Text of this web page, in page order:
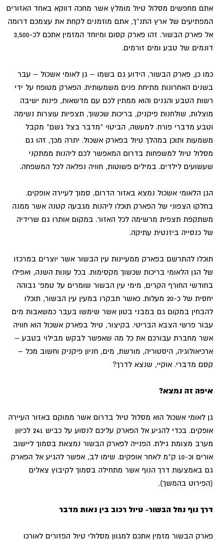
אתם מחפשים מסלול טיול מומלץ אשר מחכה דווקא באחד האזורים
המפתיעים של ארץ התנ"ך, אתם מוזמנים לקחת את עצמכם דרומה
אל פארק הבשור. זהו פארק קסום ומיוחד המזמין אתכם לכ-3,500
דונמים של טבע ומים זורמים.
כמו כן, פארק הבשור, הידוע גם בשמו – גן לאומי אשכול – עבר
בשנים האחרונות מתיחת פנים משמעותית. הפארק מטופח על ידי
רשות הטבע והגנים והוא ממתין לכם עם מדשאות, פינות ישיבה
מוצלות, שולחנות פיקניק, בריכות שכשוך, תצפיות עוצרות נשימה
וטבע מדברי פורח. למעשה, הביטוי "מדבר בצל גשם" מקבל
משמעות ותוכן במהלך טיול בפארק אשכול. יתרה מכך, זהו גם
מסלול טיול למשפחות בדרום המאפשר לכם ליהנות ממתקני
שעשועים לילדים. במילים פשוטות, חוויה נפלאה לכל המשפחה.
הגן הלאומי אשכול נמצא באזור הדרום, סמוך לעיירה אופקים.
בחלקו הצפוני של הפארק תוכלו ליהנות מגבעה קטנה אשר ממנה
משתקפת תצפית מרשימה לכל האזור. במקום אותרו גם שרידיה
של כנסייה ביזנטית עתיקה.
תוכלו להתרשם בפארק ממעיינות עין הבשור אשר יוצרים במרכזו
של הגן הלאומי בריכות שכשוך מקסימות. בכל עונות השנה, ואפילו
בחודשי החורף הקרים, מימי עין הבשור שומרים על טמפ' גבוהה
יחסית של כ-20 מעלות. כאשר תבקרו במעין עין הבשור, תוכלו
להבחין במקום גם במבני בטון אשר שימשו בעבר כמשאבות מים
עבור פרשי הצבא הבריטי. בקיצור, טיול בפארק אשכול הוא חוויה
אשר מחברת עבורכם את כל מה שאפשר לבקש מבילוי בטבע –
ארכיאולוגיה, היסטוריה, מורשת, מים, חניון פיקניק וחשוב מכל –
קסם מדברי. אוקיי, שנצא לדרך?
איפה זה נמצא?
גן לאומי אשכול הוא מסלול טיול בדרום אשר ממוקם באזור העיירה
אופקים. בכדי להגיע אל הפארק עליכם לנסוע על כביש 241 לכיוון
מערב מצומת גילת. הפנייה לפארק הבשור נמצאת בסמוך ליישוב
אורים וכ-10 ק"מ לאחר אופקים. שימו לב, אפשר להגיע אל הפארק
גם באמצעות דרך הנוף אשר מתחילה בסמוך לקיבוץ צאלים
(הפירוט בהמשך).
דרך נוף נחל הבשור- טיול רכוב בין נאות מדבר
פארק הבשור מזמין אתכם למגוון מסלולי טיול הפזורים לאורכו